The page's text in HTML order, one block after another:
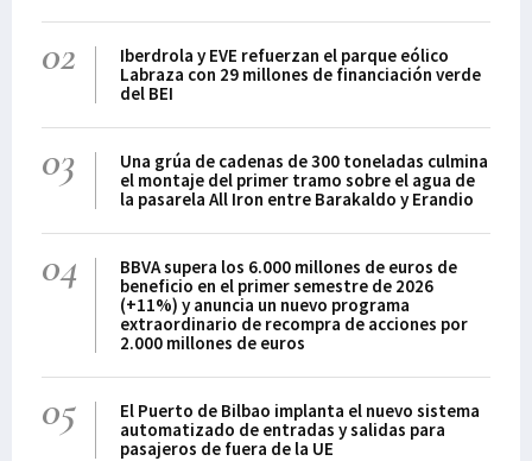
02
Iberdrola y EVE refuerzan el parque eólico
Labraza con 29 millones de financiación verde
del BEI
03
Una grúa de cadenas de 300 toneladas culmina
el montaje del primer tramo sobre el agua de
la pasarela All Iron entre Barakaldo y Erandio
04
BBVA supera los 6.000 millones de euros de
beneficio en el primer semestre de 2026
(+11%) y anuncia un nuevo programa
extraordinario de recompra de acciones por
2.000 millones de euros
05
El Puerto de Bilbao implanta el nuevo sistema
automatizado de entradas y salidas para
pasajeros de fuera de la UE